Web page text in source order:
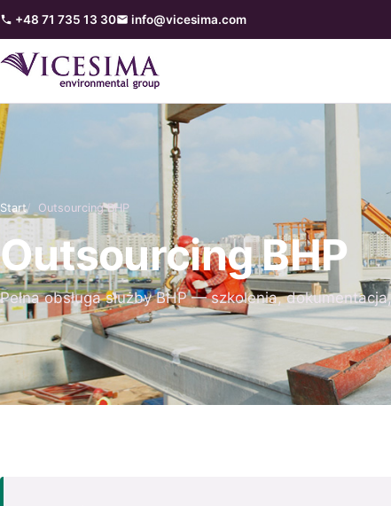
+48 71 735 13 30 info@vicesima.com
Start Outsourcing BHP
Outsourcing BHP
Pełna obsługa służby BHP — szkolenia,